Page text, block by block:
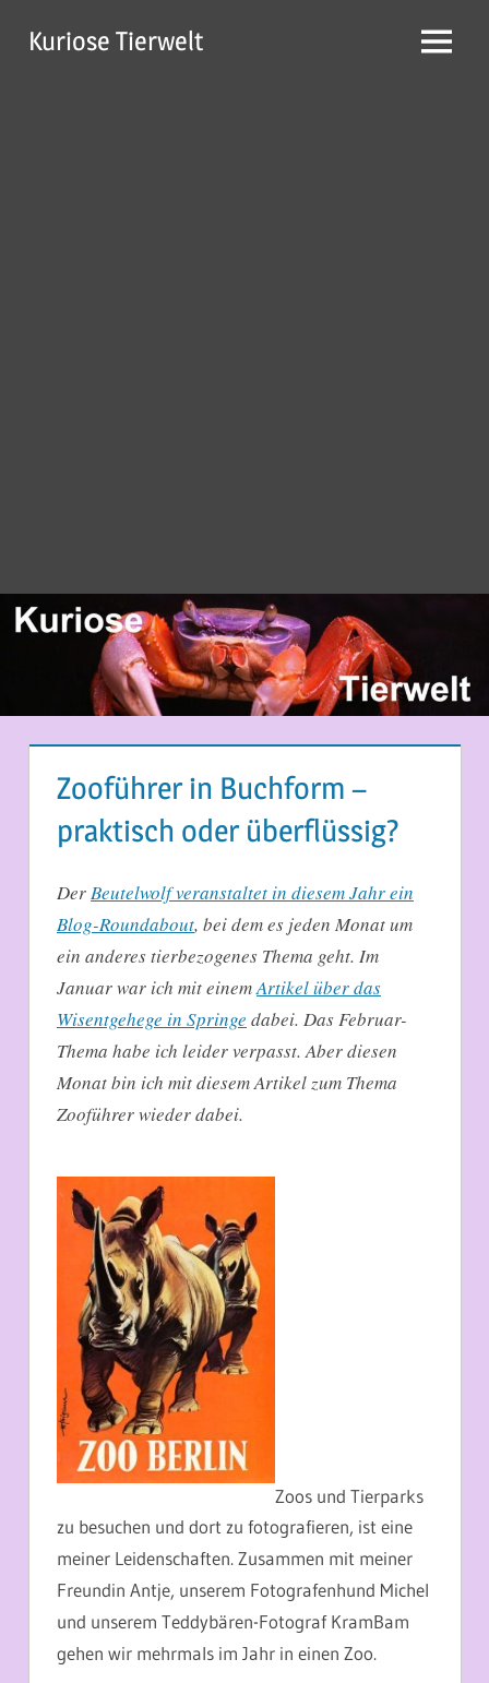
InhaltKuriose Tierwelt Menü
Zooführer in Buchform –
praktisch oder überflüssig?
DerBeutelwolf veranstaltet in diesem Jahr ein
Blog-Roundabout, bei dem es jeden Monat um
ein anderes tierbezogenes Thema geht. Im
Januar war ich mit einemArtikel über das
Wisentgehege in Springe dabei. Das Februar-
Thema habe ich leider verpasst. Aber diesen
Monat bin ich mit diesem Artikel zum Thema
Zooführer wieder dabei.
Zoos und Tierparks
zu besuchen und dort zu fotografieren, ist eine
meiner Leidenschaften. Zusammen mit meiner
Freundin Antje, unserem Fotografenhund Michel
und unserem Teddybären-Fotograf KramBam
gehen wir mehrmals im Jahr in einen Zoo.